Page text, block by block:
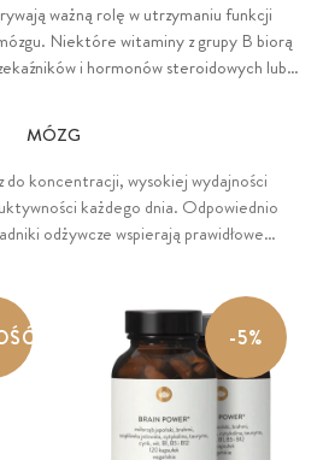
ważną rolę w utrzymaniu funkcji
Niektóre witaminy z grupy B biorą
i hormonów steroidowych lub
składniki odżywcze odgrywają ważną rolę
funkcjonowania nerwów, pomagając w
i utrzymaniu optymalnej
sygnałów.
MÓZG
do koncentracji, wysokiej wydajności
każdego dnia. Odpowiednio
odżywcze wspierają prawidłowe
tłuszczowe Omega 3, a wśród nich
struktur mózgu. To właśnie one
przekazywanie sygnałów nerwowych,
i zdolność uczenia się. Regularna
3 pomaga więc utrzymać sprawność
długofalowe zdrowie mózgu i układu
-5%